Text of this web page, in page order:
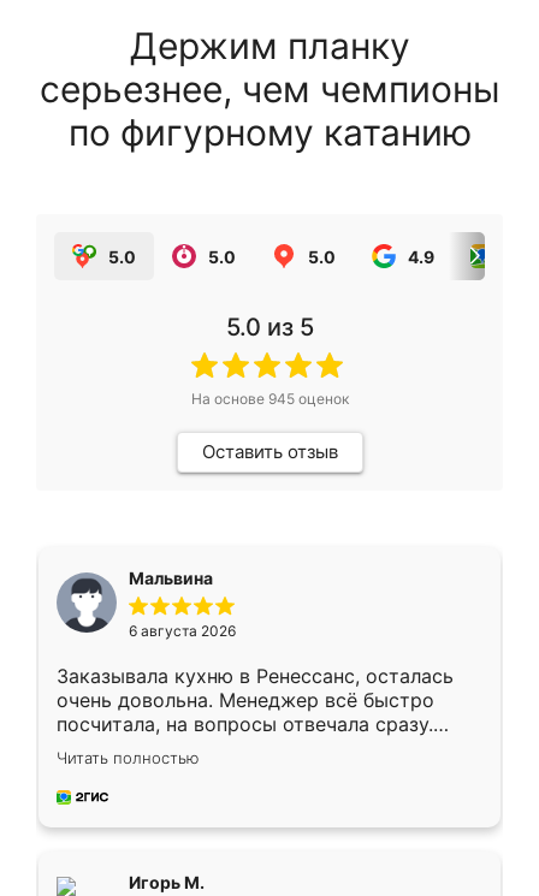
Держим планку
серьезнее, чем чемпионы
по фигурному катанию
5.0 5.0 5.0 4.9
5.0 из 5
На основе 945оценок
Оставить отзыв
Мальвина
6 августа 2026
Заказывала кухню в Ренессанс, осталась
очень довольна. Менеджер всё быстро
посчитала, на вопросы отвечала сразу.
Замерщик приехал в субботу, подошёл к
делу со всей ответственностью. Собрали
за день, ребята работали аккуратно, даже
Читать полностью
Игорь М.